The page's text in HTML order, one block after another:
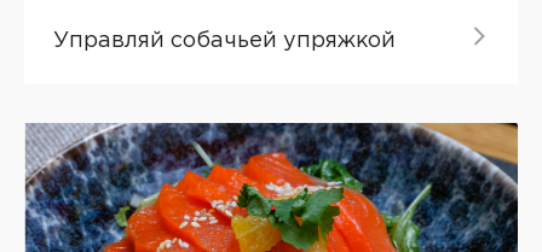
Управляй собачьей упряжкой